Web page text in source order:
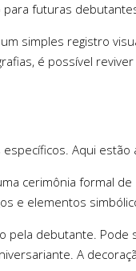
para futuras
simples registro
é possível
Aqui
cerimônia formal
e elementos
debutante.
A